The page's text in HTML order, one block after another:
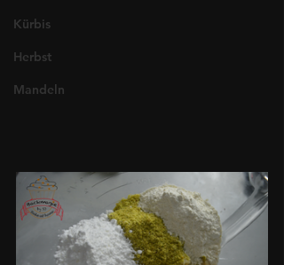
Kürbis
Herbst
Mandeln